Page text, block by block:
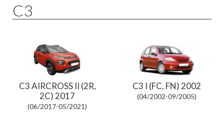
C3
C3 AIRCROSS II (2R,
2C) 2017
(06/2017-05/2021)
C3 I (FC, FN) 2002
(04/2002-09/2005)